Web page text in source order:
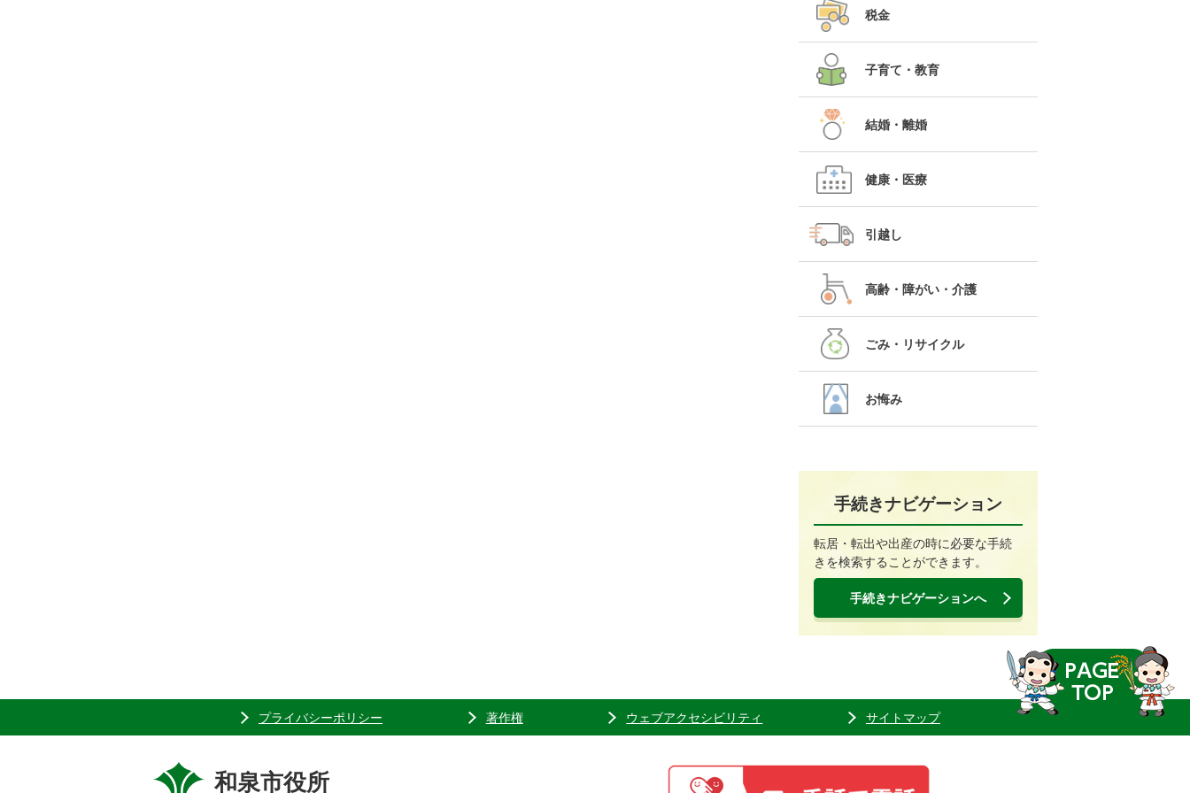
税金
子育て・教育
結婚・離婚
健康・医療
引越し
高齢・障がい・介護
ごみ・リサイクル
お悔み
手続きナビゲーション
転居・転出や出産の時に必要な手続
きを検索することができます。
手続きナビゲーションへ
プライバシーポリシー 著作権 ウェブアクセシビリティ サイトマップ
和泉市役所